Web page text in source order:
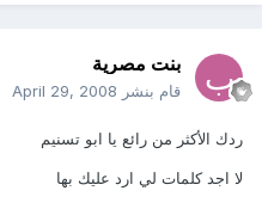
بنت مصرية
قام بنشر April 29, 2008
ردك الأكثر من رائع يا ابو تسنيم
لا اجد كلمات لي ارد عليك بها